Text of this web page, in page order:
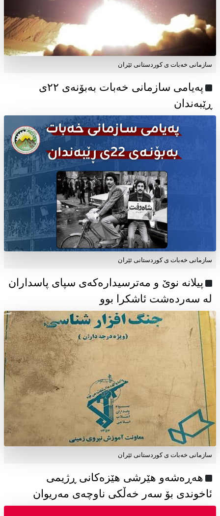
سازمانی خەبات ی کوردستانی ئێران
پەیامی سازمانی خەبات بەبۆنەی ۲۲ی
ڕێبەندان
سازمانی خەبات ی كوردستانی ئێران
پیلانە نوێ و مەترسیدارەکەی سپای پاسداران
لە سەردەشت ئاشکرا بوو
سازمانی خەبات ی كوردستانی ئێران
هەڕەشەو هێرشی هێزەکانی ڕژیمی
ئاخوندی بۆ سەر خەڵکی ناوچەی مەریوان